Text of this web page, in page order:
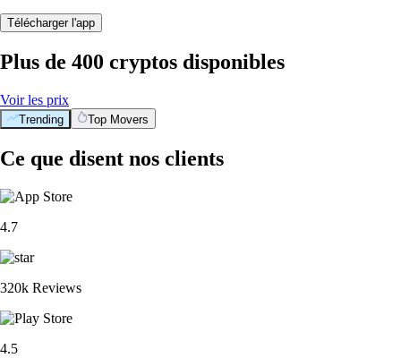
Télécharger l'app
Plus de 400 cryptos disponibles
Voir les prix
Trending Top Movers
Ce que disent nos clients
4.7
320k Reviews
4.5